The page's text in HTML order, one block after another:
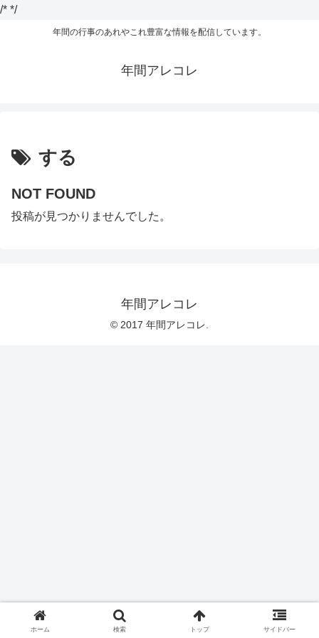
/* */
年間の行事のあれやこれ豊富な情報を配信しています。
年間アレコレ
する
NOT FOUND
投稿が見つかりませんでした。
年間アレコレ
© 2017 年間アレコレ.
ホーム 検索 トップ サイドバー